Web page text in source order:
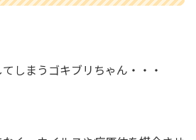
しまうゴキブリちゃん・・・